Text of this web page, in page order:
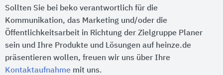
Sollten Sie bei beko verantwortlich für die
Kommunikation, das Marketing und/oder die
Öffentlichkeitsarbeit in Richtung der Zielgruppe Planer
sein und Ihre Produkte und Lösungen auf heinze.de
präsentieren wollen, freuen wir uns über Ihre
Kontaktaufnahme mit uns.